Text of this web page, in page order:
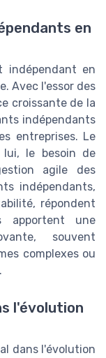
en
indépendant en
Avec l'essor des
croissante de la
indépendants
entreprises. Le
le besoin de
agile des
indépendants,
répondent
apportent une
souvent
complexes ou
l'évolution
dans l'évolution